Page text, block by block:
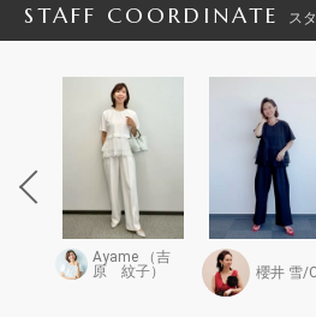
STAFF COORDINATE ス
Ayame （吉
原 紋子）
櫻井 雪/